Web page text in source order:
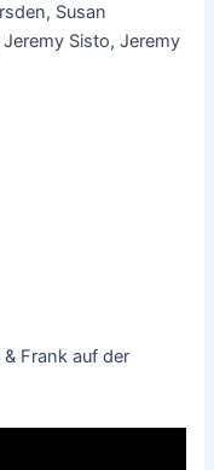
Susan
Sisto, Jeremy
Frank auf der